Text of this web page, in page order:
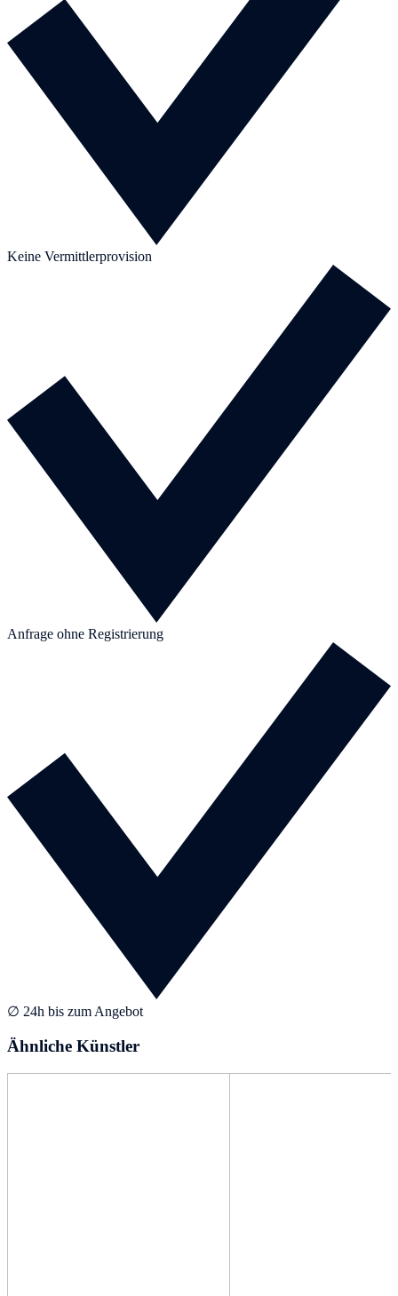
Keine Vermittlerprovision
Anfrage ohne Registrierung
∅ 24h bis zum Angebot
Ähnliche Künstler